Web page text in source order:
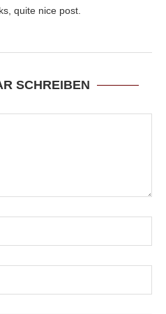
quite nice post.
SCHREIBEN